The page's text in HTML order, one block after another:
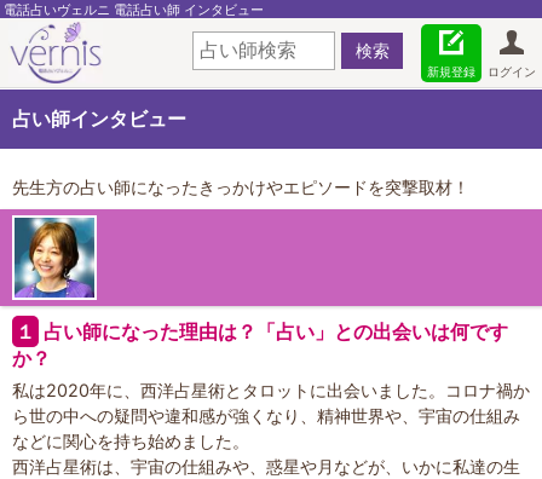
電話占いヴェルニ 電話占い師 インタビュー
ログイン
新規登録
占い師インタビュー
先生方の占い師になったきっかけやエピソードを突撃取材！
１ 占い師になった理由は？「占い」との出会いは何です
か？
私は2020年に、西洋占星術とタロットに出会いました。コロナ禍か
ら世の中への疑問や違和感が強くなり、精神世界や、宇宙の仕組み
などに関心を持ち始めました。
西洋占星術は、宇宙の仕組みや、惑星や月などが、いかに私達の生